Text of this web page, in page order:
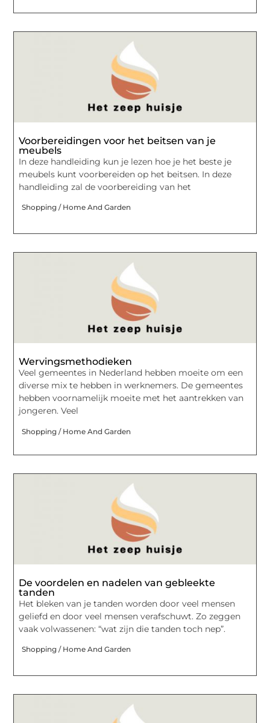
Voorbereidingen voor het beitsen van je
meubels
In deze handleiding kun je lezen hoe je het beste je
meubels kunt voorbereiden op het beitsen. In deze
handleiding zal de voorbereiding van het
Shopping / Home And Garden
Wervingsmethodieken
Veel gemeentes in Nederland hebben moeite om een
diverse mix te hebben in werknemers. De gemeentes
hebben voornamelijk moeite met het aantrekken van
jongeren. Veel
Shopping / Home And Garden
De voordelen en nadelen van gebleekte
tanden
Het bleken van je tanden worden door veel mensen
geliefd en door veel mensen verafschuwt. Zo zeggen
vaak volwassenen: “wat zijn die tanden toch nep”.
Shopping / Home And Garden